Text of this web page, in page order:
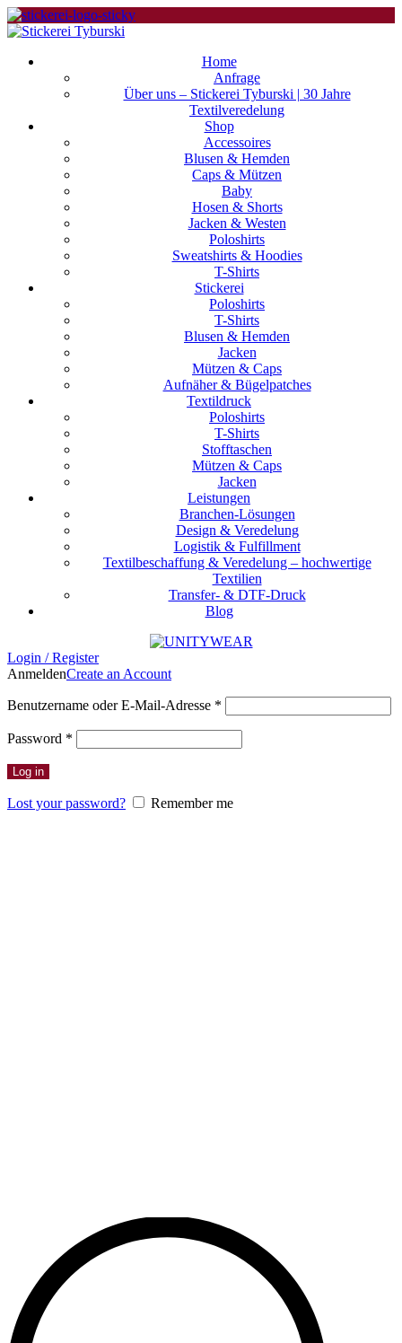
Home
Anfrage
Über uns – Stickerei Tyburski | 30 Jahre
Textilveredelung
Shop
Accessoires
Blusen & Hemden
Caps & Mützen
Baby
Hosen & Shorts
Jacken & Westen
Poloshirts
Sweatshirts & Hoodies
T-Shirts
Stickerei
Poloshirts
T-Shirts
Blusen & Hemden
Jacken
Mützen & Caps
Aufnäher & Bügelpatches
Textildruck
Poloshirts
T-Shirts
Stofftaschen
Mützen & Caps
Jacken
Leistungen
Branchen-Lösungen
Design & Veredelung
Logistik & Fulfillment
Textilbeschaffung & Veredelung – hochwertige
Textilien
Transfer- & DTF-Druck
Blog
Login / Register
AnmeldenCreate an Account
Benutzername oder E-Mail-Adresse *
Password *
Log in
Lost your password? Remember me